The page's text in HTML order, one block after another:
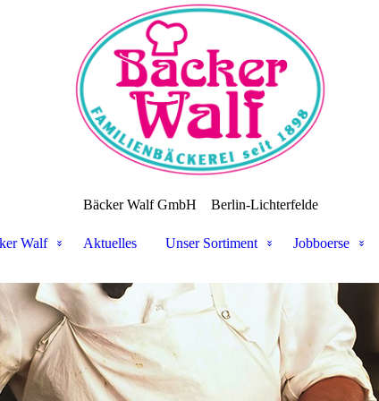
Bäcker Walf GmbH Berlin-Lichterfelde
Walf Aktuelles Unser Sortiment Jobboerse